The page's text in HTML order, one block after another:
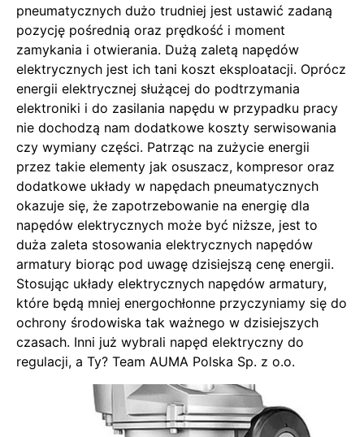
pneumatycznych dużo trudniej jest ustawić zadaną
pozycję pośrednią oraz prędkość i moment
zamykania i otwierania. Dużą zaletą napędów
elektrycznych jest ich tani koszt eksploatacji. Oprócz
energii elektrycznej służącej do podtrzymania
elektroniki i do zasilania napędu w przypadku pracy
nie dochodzą nam dodatkowe koszty serwisowania
czy wymiany części. Patrząc na zużycie energii
przez takie elementy jak osuszacz, kompresor oraz
dodatkowe układy w napędach pneumatycznych
okazuje się, że zapotrzebowanie na energię dla
napędów elektrycznych może być niższe, jest to
duża zaleta stosowania elektrycznych napędów
armatury biorąc pod uwagę dzisiejszą cenę energii.
Stosując układy elektrycznych napędów armatury,
które będą mniej energochłonne przyczyniamy się do
ochrony środowiska tak ważnego w dzisiejszych
czasach. Inni już wybrali napęd elektryczny do
regulacji, a Ty? Team AUMA Polska Sp. z o.o.